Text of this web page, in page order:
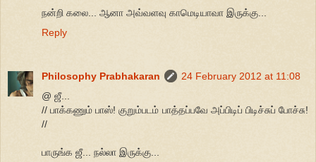
நன்றி கலை... ஆனா அவ்வளவு காமெடியாவா இருக்கு...
Reply
Philosophy Prabhakaran
24 February 2012 at 11:08
@ ஜீ...
// பாக்கணும் பாஸ்! குறும்படம் பாத்தப்பவே அப்பிடிப் பிடிச்சுப் போச்சு!
//
பாருங்க ஜீ... நல்லா இருக்கு...